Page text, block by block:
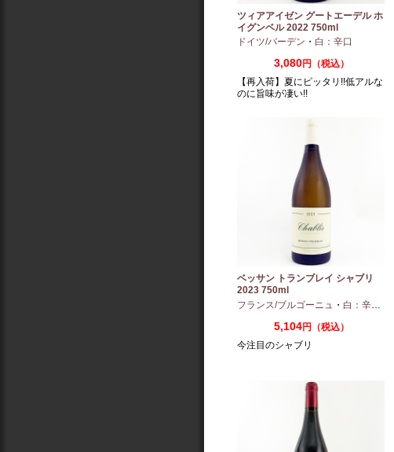
ツィアアイゼン グートエーデル ホ
イグンベル 2022 750ml
ドイツ/バーデン ・ 白：辛口
3,080円（税込）
【再入荷】夏にピッタリ!!低アルな
のに旨味が凄い!!
ベッサン トランブレイ シャブリ
2023 750ml
フランス/ブルゴーニュ ・ 白：辛口
5,104円（税込）
今注目のシャブリ